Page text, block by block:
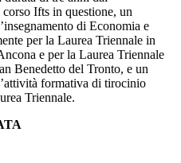
Ifts in questione, un
di Economia e
per la Laurea Triennale in
e per la Laurea Triennale
Benedetto del Tronto, e un
formativa di tirocinio
Triennale.